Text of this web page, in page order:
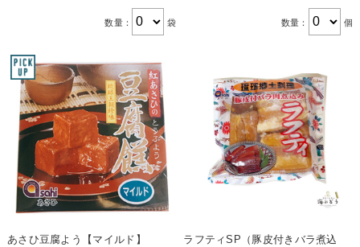
数量： 袋 数量： 個
あさひ豆腐よう【マイルド】 ラフティSP（豚皮付きバラ煮込